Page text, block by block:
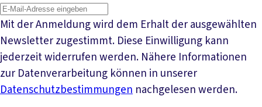
Mit der Anmeldung wird dem Erhalt der ausgewählten
Newsletter zugestimmt. Diese Einwilligung kann
jederzeit widerrufen werden. Nähere Informationen
zur Datenverarbeitung können in unserer
Datenschutzbestimmungen nachgelesen werden.